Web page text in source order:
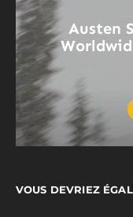
Austen
VOUS DEVRIEZ